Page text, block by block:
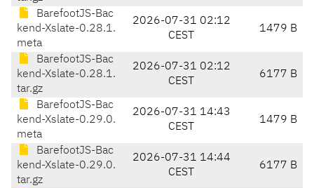
BarefootJS-Bac
kend-Xslate-0.28.1.
meta
2026-07-31 02:12
CEST
1479 B
BarefootJS-Bac
kend-Xslate-0.28.1.
tar.gz
2026-07-31 02:12
CEST
6177 B
BarefootJS-Bac
kend-Xslate-0.29.0.
meta
2026-07-31 14:43
CEST
1479 B
BarefootJS-Bac
kend-Xslate-0.29.0.
tar.gz
2026-07-31 14:44
CEST
6177 B